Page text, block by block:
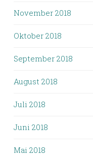
November 2018
Oktober 2018
September 2018
August 2018
Juli 2018
Juni 2018
Mai 2018